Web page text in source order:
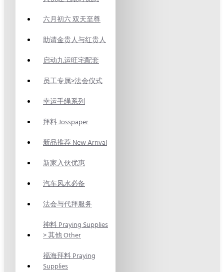
六月初六 双天至尊
助请金贵人与红贵人
启动九运旺宅配套
员工专属>法会仪式
幸运手绳系列
拜料 Josspaper
新品推荐 New Arrival
新家入伙优惠
汽车风水必备
法会与代拜服务
神料 Praying Supplies
> 其他 Other
福海拜料 Praying
Supplies